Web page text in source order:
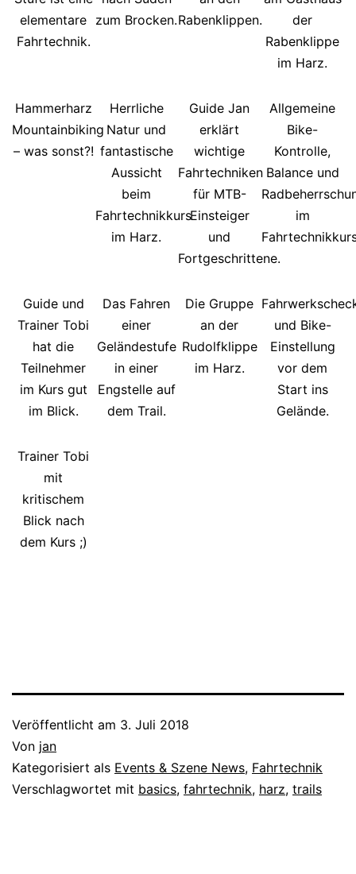
elementare
Fahrtechnik.
zum Brocken.Rabenklippen.
der
Rabenklippe
im Harz.
Hammerharz
Mountainbiking
– was sonst?!
Herrliche
Natur und
fantastische
Aussicht
beim
Fahrtechnikkurs
im Harz.
Guide Jan
erklärt
wichtige
Fahrtechniken
für MTB-
Einsteiger
und
Fortgeschrittene.
Allgemeine
Bike-
Kontrolle,
Balance und
im
Guide und
Trainer Tobi
hat die
Teilnehmer
im Kurs gut
im Blick.
Das Fahren
einer
Geländestufe
in einer
Engstelle auf
dem Trail.
Die Gruppe
an der
Rudolfklippe
im Harz.
und Bike-
Einstellung
vor dem
Start ins
Gelände.
Trainer Tobi
mit
kritischem
Blick nach
dem Kurs ;)
Veröffentlicht am 3. Juli 2018
Von jan
Kategorisiert als Events & Szene News, Fahrtechnik
Verschlagwortet mit basics, fahrtechnik, harz, trails